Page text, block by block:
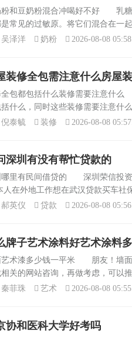
粉和豆奶粉混合冲喝好不好 乳糖
常见的过敏原。将它们混合在一
，以及这种做法是否健康，主要
吴泽洋 奶粉 2026-08-08
装修全包需注意什么房屋
全包都包括什么装修需要注意什
什么，同时这些装修需要注意什
于怪这怪那的，而且在装修前也
倪泰毓 装修 2026-08-08
深圳有没有帮忙贷款的
里有民间借贷的 深圳荣信投资
人在外地工作想在武汉贷款买车
需要持有与经销商签订的汽车购
郝英仪 贷款 2026-08-08
牌子艺术涂料好艺术涂料
艺术漆多少钱一平米 朋友！墙面
关的网站咨询，再做考虑，可以
地施工的不同价格有所浮动。
秦菲珠 艺术 2026-08-08
协和医科大学好考吗